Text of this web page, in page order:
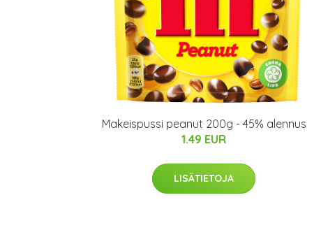
Makeispussi peanut 200g - 45% alennus
1.49 EUR
LISÄTIETOJA